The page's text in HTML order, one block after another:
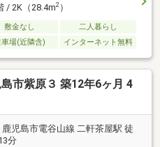
/ 2K（28.4m2）
敷金なし
二人暮らし
車場(近隣含) インターネット無料
市紫原３ 築12年6ヶ月 4
鹿児島市電谷山線 二軒茶屋駅 徒
分